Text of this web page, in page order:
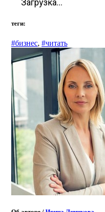
Загрузка...
теги:
#бизнес, #читать